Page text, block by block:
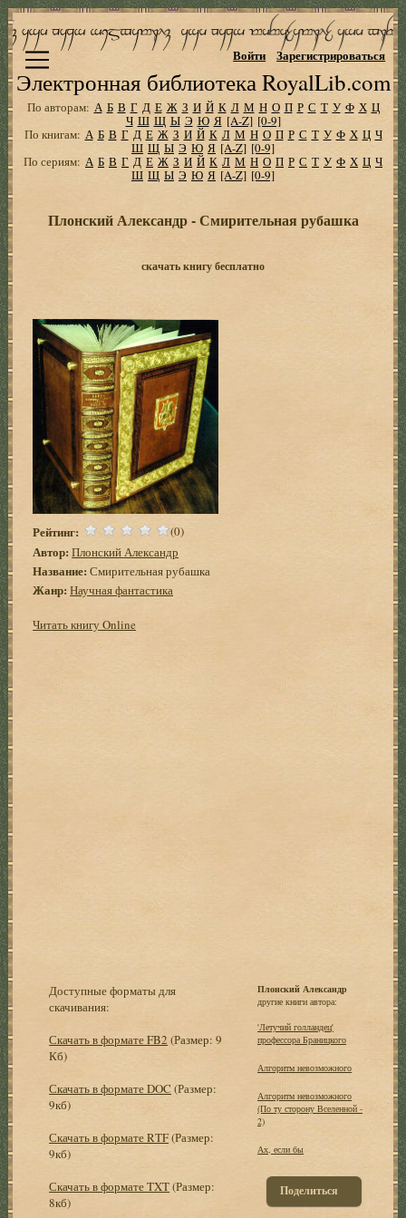
Электронная библиотека RoyalLib.com
Войти Зарегистрироваться
По авторам: А Б В Г Д Е Ж З И Й К Л М Н О П Р С Т У Ф Х Ц
Ч Ш Щ Ы Э Ю Я [A-Z] [0-9]
По книгам: А Б В Г Д Е Ж З И Й К Л М Н О П Р С Т У Ф Х Ц Ч
Ш Щ Ы Э Ю Я [A-Z] [0-9]
По сериям: А Б В Г Д Е Ж З И Й К Л М Н О П Р С Т У Ф Х Ц Ч
Ш Щ Ы Э Ю Я [A-Z] [0-9]
Плонский Александр - Смирительная рубашка
скачать книгу бесплатно
Рейтинг: (0)
Автор: Плонский Александр
Название: Смирительная рубашка
Жанр: Научная фантастика
Читать книгу Online
Доступные форматы для
скачивания:
Скачать в формате FB2 (Размер: 9
Кб)
Скачать в формате DOC (Размер:
9кб)
Скачать в формате RTF(Размер:
9кб)
Скачать в формате TXT(Размер:
8кб)
Плонский Александр
другие книги автора:
'Летучий голландец'
профессора Браницкого
Алгоритм невозможного
Алгоритм невозможного
(По ту сторону Вселенной -
2)
Ах, если бы
Поделиться